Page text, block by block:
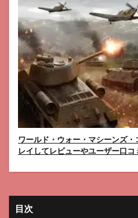
ワールド・ウォー・マシーンズ
レイしてレビューやユーザー口コ
目次